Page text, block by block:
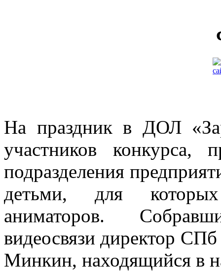
На праздник в ДОЛ
участников конкурса,
подразделения
детьми, для которых
аниматоров.
видеосвязи директор
Минкин, находящийся в